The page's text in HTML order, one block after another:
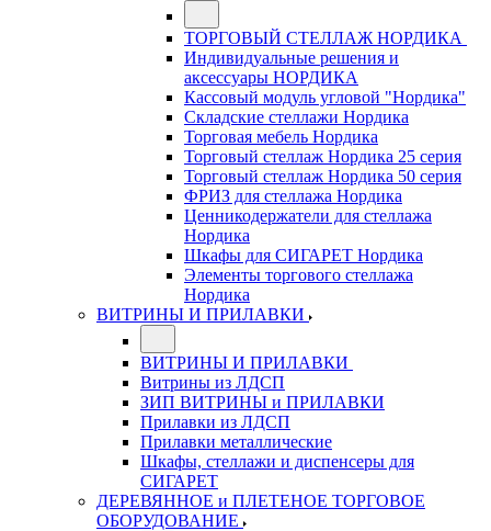
ТОРГОВЫЙ СТЕЛЛАЖ НОРДИКА
Индивидуальные решения и
аксессуары НОРДИКА
Кассовый модуль угловой "Нордика"
Складские стеллажи Нордика
Торговая мебель Нордика
Торговый стеллаж Нордика 25 серия
Торговый стеллаж Нордика 50 серия
ФРИЗ для стеллажа Нордика
Ценникодержатели для стеллажа
Нордика
Шкафы для СИГАРЕТ Нордика
Элементы торгового стеллажа
Нордика
ВИТРИНЫ И ПРИЛАВКИ
ВИТРИНЫ И ПРИЛАВКИ
Витрины из ЛДСП
ЗИП ВИТРИНЫ и ПРИЛАВКИ
Прилавки из ЛДСП
Прилавки металлические
Шкафы, стеллажи и диспенсеры для
СИГАРЕТ
ДЕРЕВЯННОЕ и ПЛЕТЕНОЕ ТОРГОВОЕ
ОБОРУДОВАНИЕ